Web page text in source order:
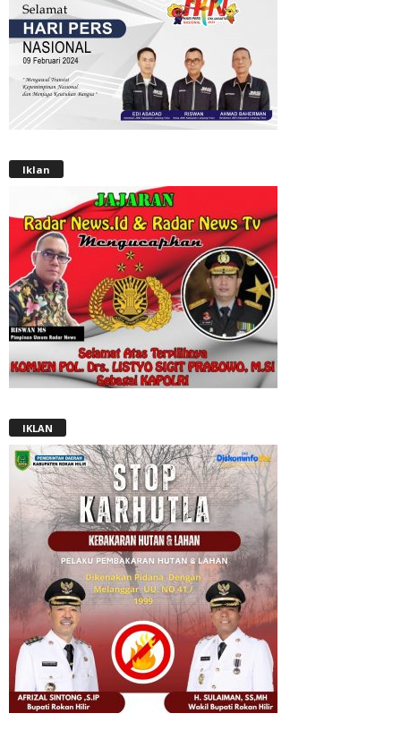
Iklan
IKLAN